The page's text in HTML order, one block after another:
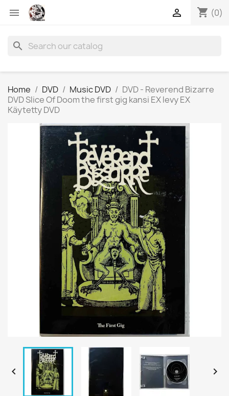
 shopping_cart (0)

search
Home DVD Music DVD
DVD - Reverend Bizarre
DVD Slice Of Doom the first gig kansi EX levy EX
Käytetty DVD
 